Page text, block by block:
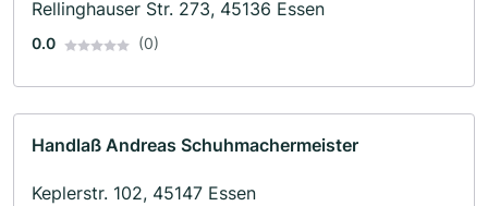
Rellinghauser Str. 273, 45136 Essen
0.0 (0)
Handlaß Andreas Schuhmachermeister
Keplerstr. 102, 45147 Essen